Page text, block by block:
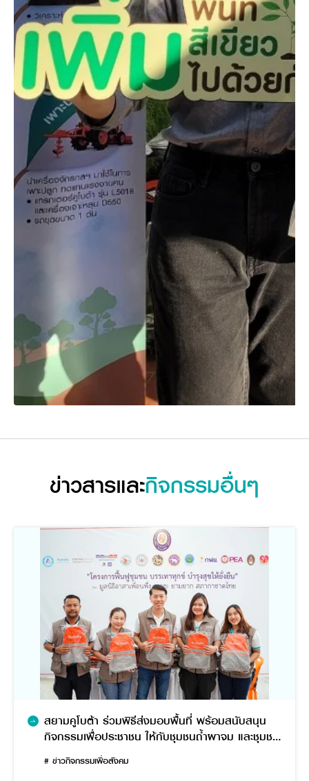
ข่าวสารและกิจกรรมอื่นๆ
สยามคูโบต้า ร่วมพิธีส่งมอบพื้นที่ พร้อมสนับสนุน
กิจกรรมเพื่อประชาชน ให้กับชุมชนถ้ำผาจม และชุมชน
ตลาดสายลมจอย อำเภอแม่สาย จังหวัดเชียงราย
# ข่าวกิจกรรมเพื่อสังคม